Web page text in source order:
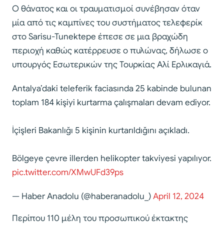
Ο θάνατος και οι τραυματισμοί συνέβησαν όταν
μία από τις καμπίνες του συστήματος τελεφερίκ
στο Sarisu-Tunektepe έπεσε σε μια βραχώδη
περιοχή καθώς κατέρρευσε ο πυλώνας, δήλωσε ο
υπουργός Εσωτερικών της Τουρκίας Αλί Ερλικαγιά.
Antalya’daki teleferik faciasında 25 kabinde bulunan
toplam 184 kişiyi kurtarma çalışmaları devam ediyor.
İçişleri Bakanlığı 5 kişinin kurtarıldığını açıkladı.
Bölgeye çevre illerden helikopter takviyesi yapılıyor.
pic.twitter.com/XMwUFd39ps
— Haber Anadolu (@haberanadolu_)April 12, 2024
Περίπου 110 μέλη του προσωπικού έκτακτης